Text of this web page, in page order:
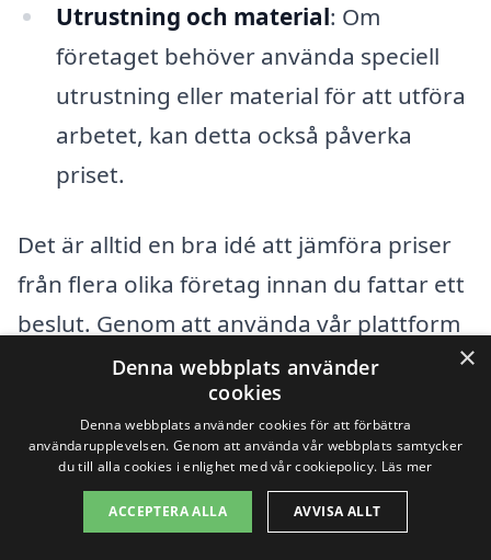
Utrustning och material: Om
företaget behöver använda speciell
utrustning eller material för att utföra
arbetet, kan detta också påverka
priset.
Det är alltid en bra idé att jämföra priser
från flera olika företag innan du fattar ett
beslut. Genom att använda vår plattform
kan du enkelt få offerter för
trädgårdsskötsel i Ersnäs
lokala företag. Det ger dig möjligheten att
välja det erbjudande som bäst passar
dina behov och din budget. Tveka inte att
×
Denna webbplats använder
cookies
Denna webbplats använder cookies för att förbättra
användarupplevelsen. Genom att använda vår webbplats samtycker
du till alla cookies i enlighet med vår cookiepolicy. Läs mer
ACCEPTERA ALLA AVVISA ALLT